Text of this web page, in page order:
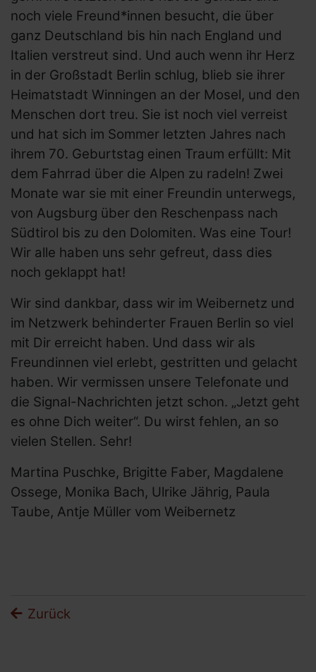
noch viele Freund*innen besucht, die über
ganz Deutschland bis hin nach England und
Italien verstreut sind. Und auch wenn ihr Herz
in der Großstadt Berlin schlug, blieb sie ihrer
Heimatstadt Winningen an der Mosel, und den
Menschen dort treu. Sie ist noch viel verreist
und hat sich im Sommer letzten Jahres nach
ihrem 70. Geburtstag einen Traum erfüllt: Mit
dem Fahrrad über die Alpen zu radeln! Zwei
Monate war sie mit einer Freundin unterwegs,
von Augsburg über den Reschenpass nach
Südtirol bis zu den Dolomiten. Was eine Tour!
Wir alle haben uns sehr gefreut, dass dies
noch geklappt hat!
Wir sind dankbar, dass wir im Weibernetz und
im Netzwerk behinderter Frauen Berlin so viel
mit Dir erreicht haben. Und dass wir als
Freundinnen viel erlebt, gestritten und gelacht
haben. Wir vermissen unsere Telefonate und
die Signal-Nachrichten jetzt schon. „Jetzt geht
es ohne Dich weiter“. Du wirst fehlen, an so
vielen Stellen. Sehr!
Martina Puschke, Brigitte Faber, Magdalene
Ossege, Monika Bach, Ulrike Jährig, Paula
Taube, Antje Müller vom Weibernetz
Zurück